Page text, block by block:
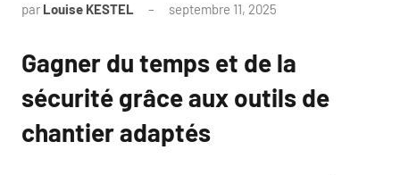
par Louise KESTEL septembre 11, 2025
Gagner du temps et de la
sécurité grâce aux outils de
chantier adaptés